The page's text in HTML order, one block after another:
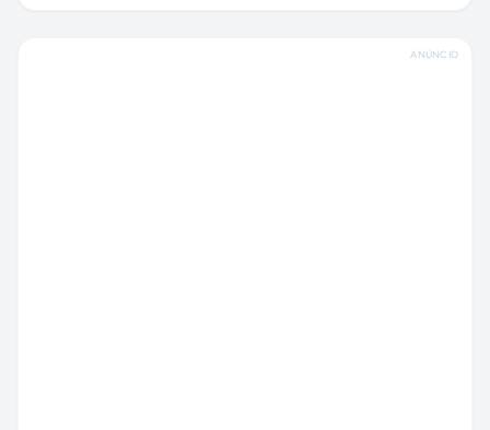
ANÚNCIO